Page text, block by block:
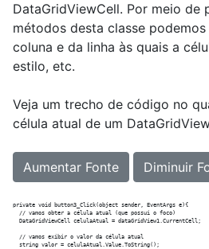
DataGridViewCell. Por meio de
métodos desta classe
coluna e da linha às quais a
estilo, etc.
Veja um trecho de código no
célula atual de um
Aumentar Fonte Diminuir
private void button3_Click(object sender, EventArgs e){
  // vamos obter a célula atual (que possui o foco)
  DataGridViewCell celulaAtual = dataGridView1.CurrentCell;
  // vamos exibir o valor da célula atual
  string valor = celulaAtual.Value.ToString();